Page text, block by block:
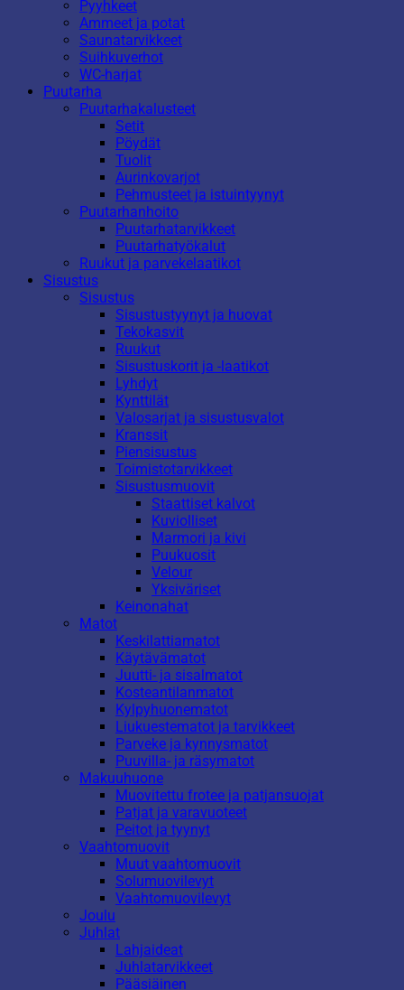
Pyyhkeet
Ammeet ja potat
Saunatarvikkeet
Suihkuverhot
WC-harjat
Puutarha
Puutarhakalusteet
Setit
Pöydät
Tuolit
Aurinkovarjot
Pehmusteet ja istuintyynyt
Puutarhanhoito
Puutarhatarvikkeet
Puutarhatyökalut
Ruukut ja parvekelaatikot
Sisustus
Sisustus
Sisustustyynyt ja huovat
Tekokasvit
Ruukut
Sisustuskorit ja -laatikot
Lyhdyt
Kynttilät
Valosarjat ja sisustusvalot
Kranssit
Piensisustus
Toimistotarvikkeet
Sisustusmuovit
Staattiset kalvot
Kuviolliset
Marmori ja kivi
Puukuosit
Velour
Yksiväriset
Keinonahat
Matot
Keskilattiamatot
Käytävämatot
Juutti- ja sisalmatot
Kosteantilanmatot
Kylpyhuonematot
Liukuestematot ja tarvikkeet
Parveke ja kynnysmatot
Puuvilla- ja räsymatot
Makuuhuone
Muovitettu frotee ja patjansuojat
Patjat ja varavuoteet
Peitot ja tyynyt
Vaahtomuovit
Muut vaahtomuovit
Solumuovilevyt
Vaahtomuovilevyt
Joulu
Juhlat
Lahjaideat
Juhlatarvikkeet
Pääsiäinen